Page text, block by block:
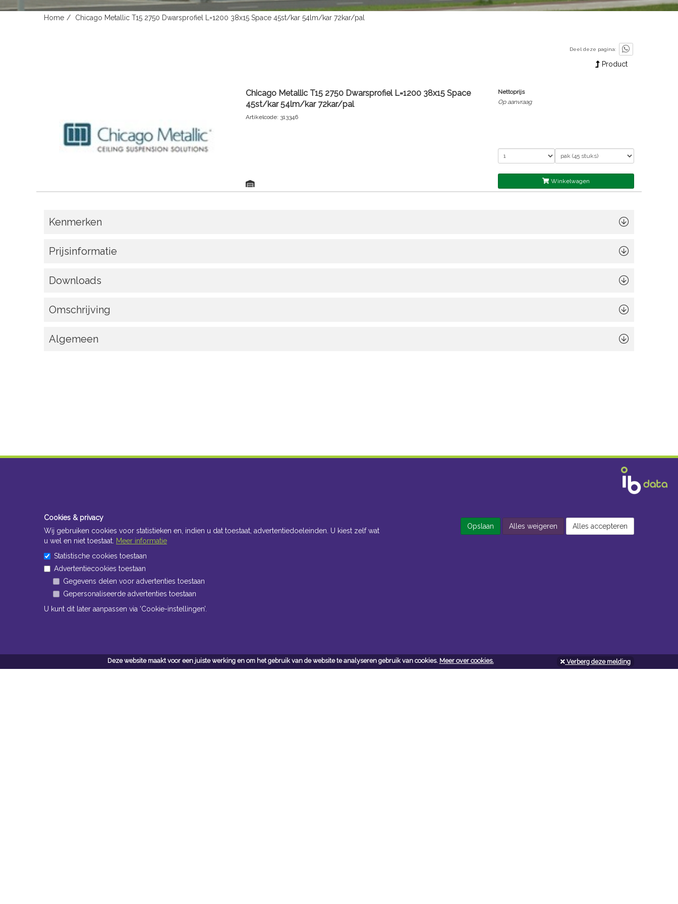
Deze website maakt voor een juiste werking en om het gebruik van de website te analyseren gebruik van cookies. Meer over cookies. Verberg deze melding
Home Chicago Metallic T15 2750 Dwarsprofiel L=1200 38x15 Space 45st/kar 54lm/kar 72kar/pal
Deel deze pagina:
Product
Chicago Metallic T15 2750 Dwarsprofiel L=1200 38x15 Space
45st/kar 54lm/kar 72kar/pal
Artikelcode: 313346
Nettoprijs
Op aanvraag
Winkelwagen
Kenmerken
Prijsinformatie
Downloads
Omschrijving
Algemeen
Cookies & privacy
Wij gebruiken cookies voor statistieken en, indien u dat toestaat, advertentiedoeleinden. U kiest zelf wat
u wel en niet toestaat. Meer informatie
Statistische cookies toestaan
Advertentiecookies toestaan
Gegevens delen voor advertenties toestaan
Gepersonaliseerde advertenties toestaan
U kunt dit later aanpassen via ‘Cookie-instellingen’.
Opslaan Alles weigeren Alles accepteren